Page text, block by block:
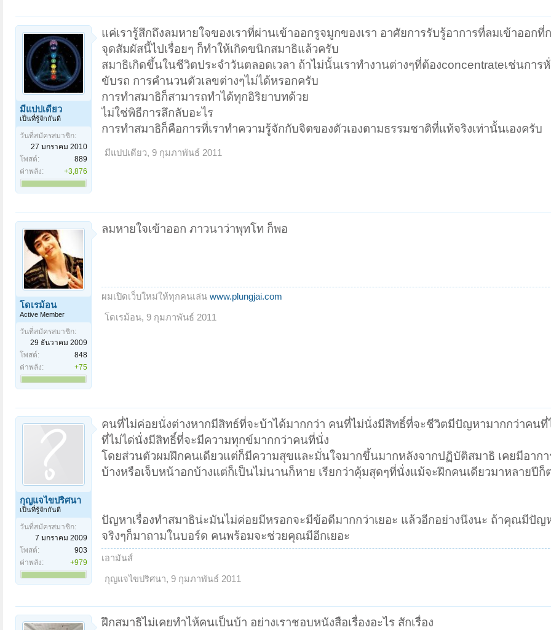
มีแปปเดียว
เป็นที่รู้จักกันดี
วันที่สมัครสมาชิก:
27 มกราคม 2010
โพสต์:
889
ค่าพลัง:
+3,876
แค่เรารู้สึกถึงลมหายใจของเราที่ผ่านเข้าออกรูจมูกของเรา อาศัยการรับรู้อาการที่ลมเข้าออกที่
จุดสัมผัสนี้ไปเรื่อยๆ ก็ทำให้เกิดขนิกสมาธิแล้วครับ
สมาธิเกิดขึ้นในชีวิตประจำวันตลอดเวลา ถ้าไม่นั้นเราทำงานต่างๆที่ต้องconcentrateเช่นการ
ขับรถ การคำนวนตัวเลขต่างๆไม่ได้หรอกครับ
การทำสมาธิก็สามารถทำได้ทุกอิริยาบทด้วย
ไม่ใช่พิธีการลึกลับอะไร
การทำสมาธิก็คือการที่เราทำความรู้จักกับจิตของตัวเองตามธรรมชาติที่แท้จริงเท่านั้นเองครับ
มีแปปเดียว, 9 กุมภาพันธ์ 2011
โดเรม้อน
Active Member
วันที่สมัครสมาชิก:
29 ธันวาคม 2009
โพสต์:
848
ค่าพลัง:
+75
ลมหายใจเข้าออก ภาวนาว่าพุทโท ก็พอ
ผมเปิดเว็บใหม่ให้ทุกคนเล่น www.plungjai.com
โดเรม้อน, 9 กุมภาพันธ์ 2011
กุญแจไขปริศนา
เป็นที่รู้จักกันดี
วันที่สมัครสมาชิก:
7 มกราคม 2009
โพสต์:
903
ค่าพลัง:
+979
คนที่ไม่ค่อยนั่งต่างหากมีสิทธ์ที่จะบ้าได้มากกว่า คนที่ไม่นั่งมีสิทธิ์ที่จะชีวิตมีปัญหามากกว่าคนที่
ที่ไม่ได่นั่งมีสิทธิ์ที่จะมีความทุกข์มากกว่าคนที่นั่ง
โดยส่วนตัวผมฝึกคนเดียวแต่ก็มีความสุขและมั่นใจมากขึ้นมากหลังจากปฏิบัติสมาธิ เคยมีอาก
บ้างหรือเจ็บหน้าอกบ้างแต่ก็เป็นไม่นานก็หาย เรียกว่าคุ้มสุดๆที่นั่งแม้จะฝึกคนเดียวมาหลายปีก็
ปัญหาเรื่องทำสมาธิน่ะมันไม่ค่อยมีหรอกจะมีข้อดีมากกว่าเยอะ แล้วอีกอย่างนึงนะ ถ้าคุณมีปัญ
จริงๆก็มาถามในบอร์ด คนพร้อมจะช่วยคุณมีอีกเยอะ
เอามันส์
กุญแจไขปริศนา, 9 กุมภาพันธ์ 2011
ฝึกสมาธิไม่เคยทำไห้คนเป็นบ้า อย่างเราชอบหนังสือเรื่องอะไร สักเรื่อง